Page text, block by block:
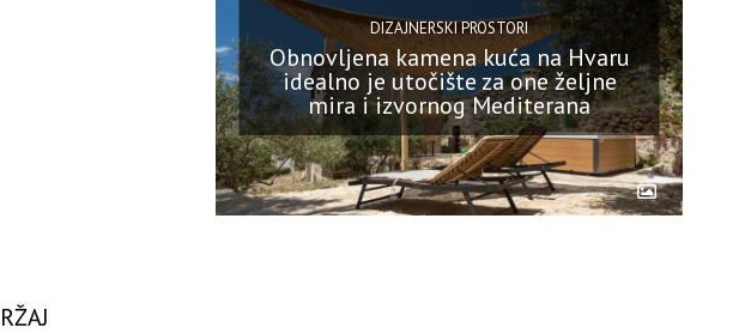
DIZAJNERSKI PROSTORI
Obnovljena kamena kuća na Hvaru
idealno je utočište za one željne
mira i izvornog Mediterana